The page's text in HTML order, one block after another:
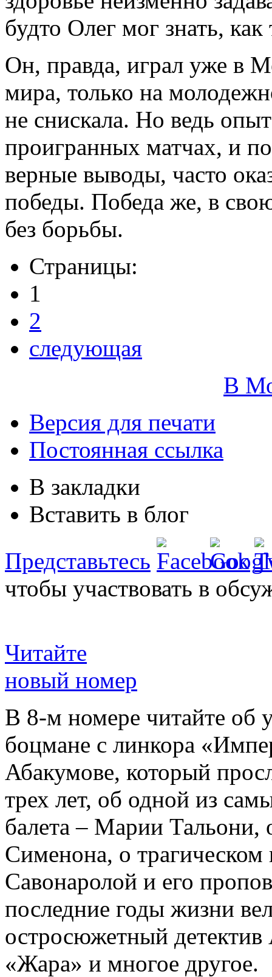
будто Олег мог знать,
Он, правда, играл уже в
мира, только на
не снискала. Но ведь
проигранных матчах, и
верные выводы, часто
победы. Победа же, в
без борьбы.
Страницы:
1
2
следующая
В
Версия для печати
Постоянная ссылка
В закладки
Вставить в блог
Представьтесь
чтобы участвовать в
Читайте
новый номер
В 8-м номере читайте об
боцмане с линкора
Абакумове, который
трех лет, об одной из
балета – Марии
Сименона, о трагическом
Савонаролой и его
последние годы жизни
остросюжетный детектив
«Жара» и многое другое.